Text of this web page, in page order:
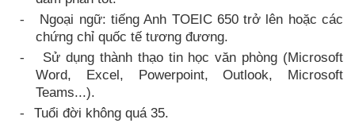
-
Ngoại ngữ: tiếng Anh TOEIC 650 trở lên hoặc các
chứng chỉ quốc tế tương đương.
-
Sử dụng thành thạo tin học văn phòng (Microsoft
Word, Excel, Powerpoint, Outlook, Microsoft
Teams...).
- Tuổi đời không quá 35.